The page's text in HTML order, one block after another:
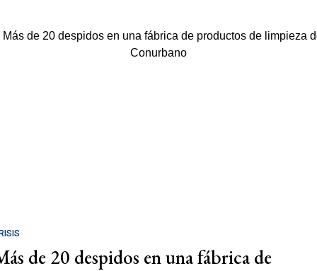
de 20 despidos en una fábrica de